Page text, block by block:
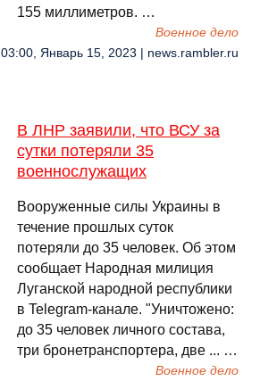
155 миллиметров. …
Военное дело
03:00, Январь 15, 2023 | news.rambler.ru
В ЛНР заявили, что ВСУ за
сутки потеряли 35
военнослужащих
Вооруженные силы Украины в
течение прошлых суток
потеряли до 35 человек. Об этом
сообщает Народная милиция
Луганской народной республики
в Telegram-канале. "Уничтожено:
до 35 человек личного состава,
три бронетранспортера, две ... …
Военное дело